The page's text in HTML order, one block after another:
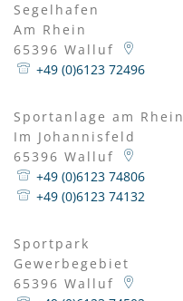
Segelhafen
Am Rhein
65396 Walluf
+49 (0)6123 72496
Sportanlage am Rhein
Im Johannisfeld
65396 Walluf
+49 (0)6123 74806
+49 (0)6123 74132
Sportpark
Gewerbegebiet
65396 Walluf